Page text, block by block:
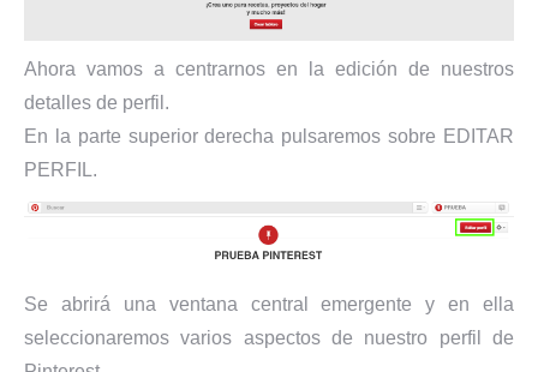
Ahora vamos a centrarnos en la edición de nuestros
detalles de perfil.
En la parte superior derecha pulsaremos sobre EDITAR
PERFIL.
Se abrirá una ventana central emergente y en ella
seleccionaremos varios aspectos de nuestro perfil de